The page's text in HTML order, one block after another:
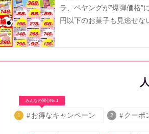
ラ、ペヤングが"爆弾価格"
円以下のお菓子も見逃せな
みんなの関心No.1
1 お得なキャンペーン 2 クーポ